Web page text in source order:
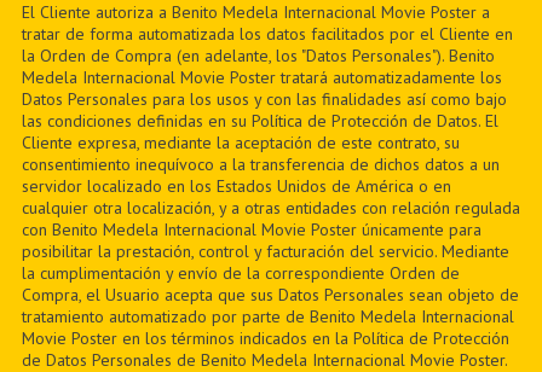
CUSTOM PDF
El Cliente autoriza a Benito Medela Internacional Movie Poster a
tratar de forma automatizada los datos facilitados por el Cliente en
la Orden de Compra (en adelante, los "Datos Personales"). Benito
Medela Internacional Movie Poster tratará automatizadamente los
Datos Personales para los usos y con las finalidades así como bajo
las condiciones definidas en su Política de Protección de Datos. El
Cliente expresa, mediante la aceptación de este contrato, su
consentimiento inequívoco a la transferencia de dichos datos a un
servidor localizado en los Estados Unidos de América o en
cualquier otra localización, y a otras entidades con relación regulada
con Benito Medela Internacional Movie Poster únicamente para
posibilitar la prestación, control y facturación del servicio. Mediante
la cumplimentación y envío de la correspondiente Orden de
Compra, el Usuario acepta que sus Datos Personales sean objeto de
tratamiento automatizado por parte de Benito Medela Internacional
Movie Poster en los términos indicados en la Política de Protección
de Datos Personales de Benito Medela Internacional Movie Poster.